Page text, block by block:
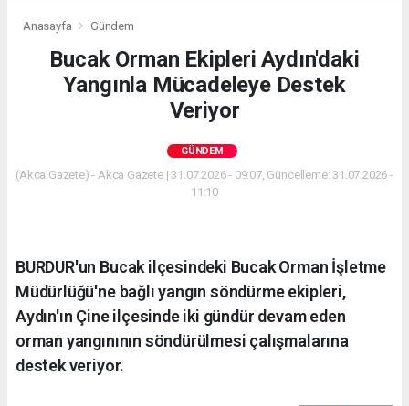
Anasayfa Gündem
Bucak Orman Ekipleri Aydın'daki
Yangınla Mücadeleye Destek
Veriyor
GÜNDEM
(Akca Gazete) - Akca Gazete | 31.07.2026 - 09:07, Güncelleme: 31.07.2026 -
11:10
BURDUR'un Bucak ilçesindeki Bucak Orman İşletme
Müdürlüğü'ne bağlı yangın söndürme ekipleri,
Aydın'ın Çine ilçesinde iki gündür devam eden
orman yangınının söndürülmesi çalışmalarına
destek veriyor.